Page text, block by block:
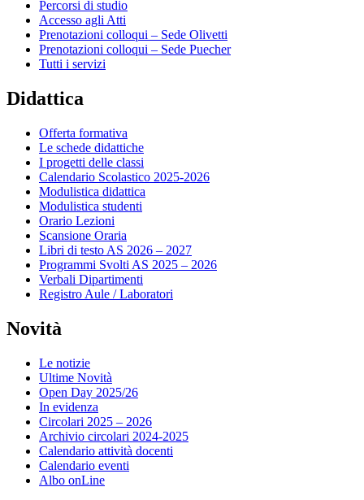
Percorsi di studio
Accesso agli Atti
Prenotazioni colloqui – Sede Olivetti
Prenotazioni colloqui – Sede Puecher
Tutti i servizi
Didattica
Offerta formativa
Le schede didattiche
I progetti delle classi
Calendario Scolastico 2025-2026
Modulistica didattica
Modulistica studenti
Orario Lezioni
Scansione Oraria
Libri di testo AS 2026 – 2027
Programmi Svolti AS 2025 – 2026
Verbali Dipartimenti
Registro Aule / Laboratori
Novità
Le notizie
Ultime Novità
Open Day 2025/26
In evidenza
Circolari 2025 – 2026
Archivio circolari 2024-2025
Calendario attività docenti
Calendario eventi
Albo onLine